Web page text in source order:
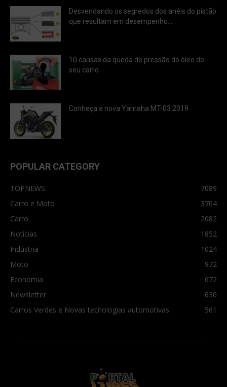
Desvendando os segredos dos anéis do pistão
que resultam em desempenho...
10 causas da queda de pressão do óleo do
seu carro
Conheça a nova Yamaha MT-03 2019
POPULAR CATEGORY
TOPNEWS
7089
Carro e Moto
3764
Carro
2082
Notícias
1852
Indústria
1024
Moto
972
Economia
672
Newsletter
630
Carros Verdes e Novas tecnologias automotivas
561